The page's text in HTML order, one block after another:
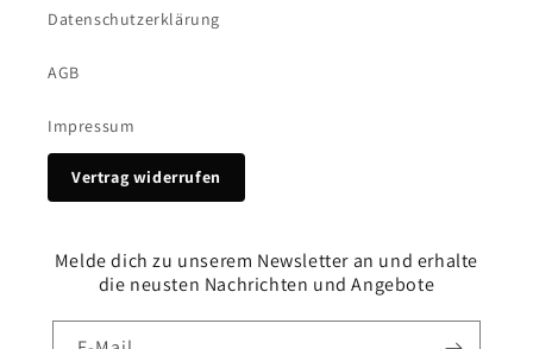
Datenschutzerklärung
AGB
Impressum
Vertrag widerrufen
Melde dich zu unserem Newsletter an und erhalte
die neusten Nachrichten und Angebote